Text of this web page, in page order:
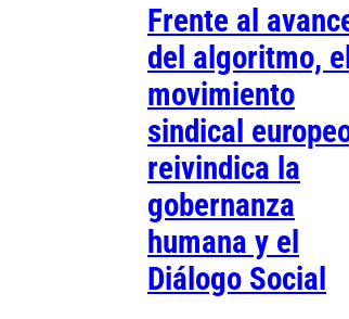
Frente al
del algoritmo,
movimiento
sindical
reivindica la
gobernanza
humana y el
Diálogo Social